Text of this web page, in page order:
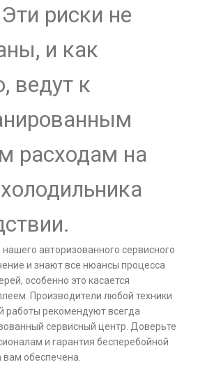
риски не
и как
ведут к
расходам на
авторизованного сервисного
и знают все нюансы процесса
особенно это касается
Производители любой техники
работы рекомендуют всегда
сервисный центр. Доверьте
и гарантия бесперебойной
обеспечена.